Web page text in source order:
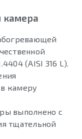
камера
(AISI 316 L).
камеру
выполнено с
тщательной